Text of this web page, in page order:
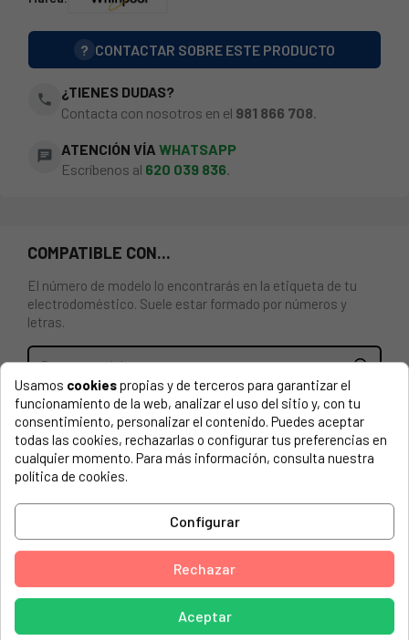
? CONTACTAR SOBRE ESTE PRODUCTO
phone
¿TIENES DUDAS?
Contacta con nosotros en el 981 866 708
chat ATENCIÓN VÍA WHATSAPP
Escríbenos al 620 039 836.
COMPATIBLE CON...
El número de modelo lo encontrarás en la etiqueta de tu
electrodoméstico. Suele estar formado por números y
letras.
CAJÓN COMPARTIMENTO JABONERA DISPENSADOR
DETERGENTE PARA LAVADORA WHIRLPOOL
481010580618, C00374999.
WHIRLPOOL, FSCR90421 859205218010
BAUKNECHT, FMMR 10430
BAUKNECHT, PREMIUMCARE 8417
BAUKNECHT, SUPER ECO 7416
BAUKNECHT, SUPER ECO 8416
BAUKNECHT, SUPER ECO 9416
Usamos cookiespropias y de terceros para garantizar el
funcionamiento de la web, analizar el uso del sitio y, con tu
consentimiento, personalizar el contenido. Puedes aceptar
todas las cookies, rechazarlas o configurar tus preferencias en
cualquier momento. Para más información, consulta nuestra
política de cookies.
Configurar
Rechazar
Aceptar